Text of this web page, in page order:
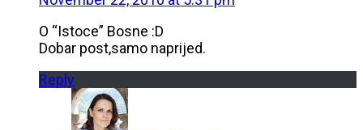
O “Istoce” Bosne :D
Dobar post,samo naprijed.
Reply